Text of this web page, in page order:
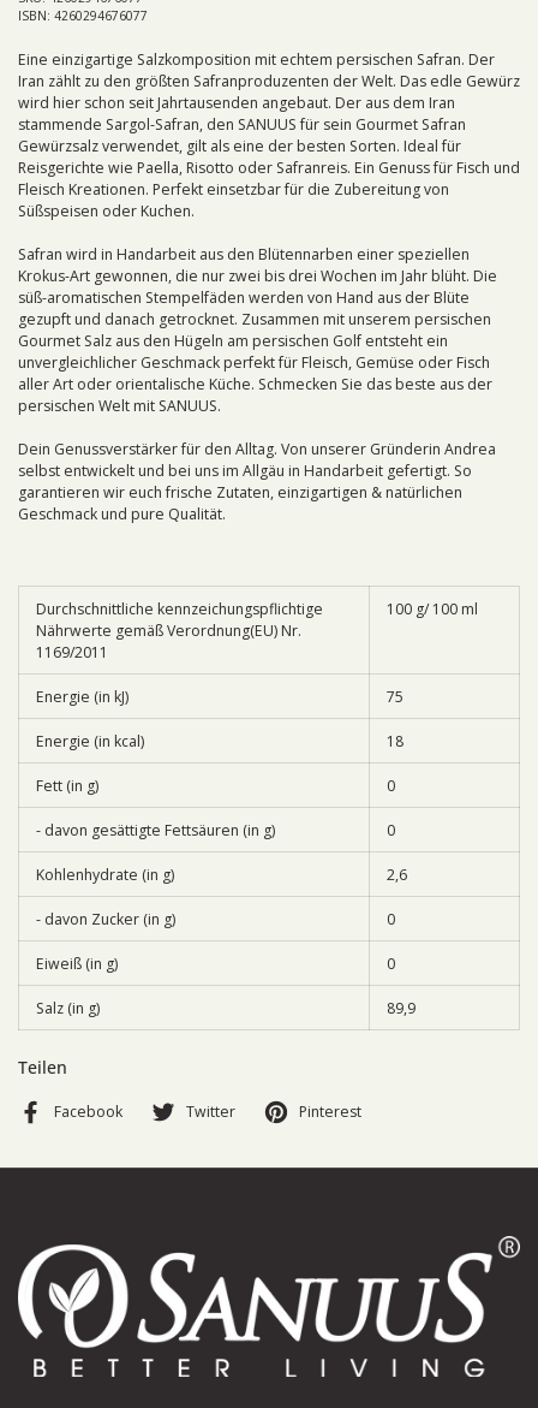
ISBN: 4260294676077
Eine einzigartige Salzkomposition mit echtem persischen Safran. Der
Iran zählt zu den größten Safranproduzenten der Welt. Das edle Gewürz
wird hier schon seit Jahrtausenden angebaut. Der aus dem Iran
stammende Sargol-Safran, den SANUUS für sein Gourmet Safran
Gewürzsalz verwendet, gilt als eine der besten Sorten. Ideal für
Reisgerichte wie Paella, Risotto oder Safranreis. Ein Genuss für Fisch und
Fleisch Kreationen. Perfekt einsetzbar für die Zubereitung von
Süßspeisen oder Kuchen.
Safran wird in Handarbeit aus den Blütennarben einer speziellen
Krokus-Art gewonnen, die nur zwei bis drei Wochen im Jahr blüht. Die
süß-aromatischen Stempelfäden werden von Hand aus der Blüte
gezupft und danach getrocknet. Zusammen mit unserem persischen
Gourmet Salz aus den Hügeln am persischen Golf entsteht ein
unvergleichlicher Geschmack perfekt für Fleisch, Gemüse oder Fisch
aller Art oder orientalische Küche. Schmecken Sie das beste aus der
persischen Welt mit SANUUS.
Dein Genussverstärker für den Alltag. Von unserer Gründerin Andrea
selbst entwickelt und bei uns im Allgäu in Handarbeit gefertigt. So
garantieren wir euch frische Zutaten, einzigartigen & natürlichen
Geschmack und pure Qualität.
Durchschnittliche kennzeichungspflichtige
Nährwerte gemäß Verordnung(EU) Nr.
1169/2011
100 g/ 100 ml
Energie (in kJ) 75
Energie (in kcal) 18
Fett (in g) 0
- davon gesättigte Fettsäuren (in g) 0
Kohlenhydrate (in g) 2,6
- davon Zucker (in g) 0
Eiweiß (in g) 0
Salz (in g) 89,9
Teilen
Facebook Twitter Pinterest